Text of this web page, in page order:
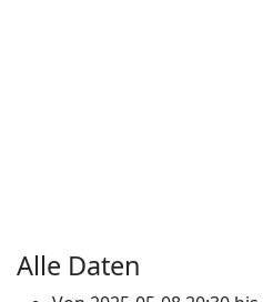
Alle Daten